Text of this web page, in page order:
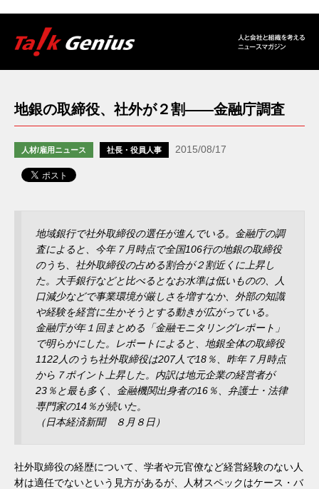
地銀の取締役、社外が２割――金融庁調査
人材/雇用ニュース 社長・役員人事 2015/08/17
地域銀行で社外取締役の選任が進んでいる。金融庁の調
査によると、今年７月時点で全国106行の地銀の取締役
のうち、社外取締役の占める割合が２割近くに上昇し
た。大手銀行などと比べるとなお水準は低いものの、人
口減少などで事業環境が厳しさを増すなか、外部の知識
や経験を経営に生かそうとする動きが広がっている。
金融庁が年１回まとめる「金融モニタリングレポート」
で明らかにした。レポートによると、地銀全体の取締役
1122人のうち社外取締役は207人で18％、昨年７月時点
から７ポイント上昇した。内訳は地元企業の経営者が
23％と最も多く、金融機関出身者の16％、弁護士・法律
専門家の14％が続いた。
（日本経済新聞 ８月８日）
社外取締役の経歴について、学者や元官僚など経営経験のない人
材は適任でないという見方があるが、人材スペックはケース・バ